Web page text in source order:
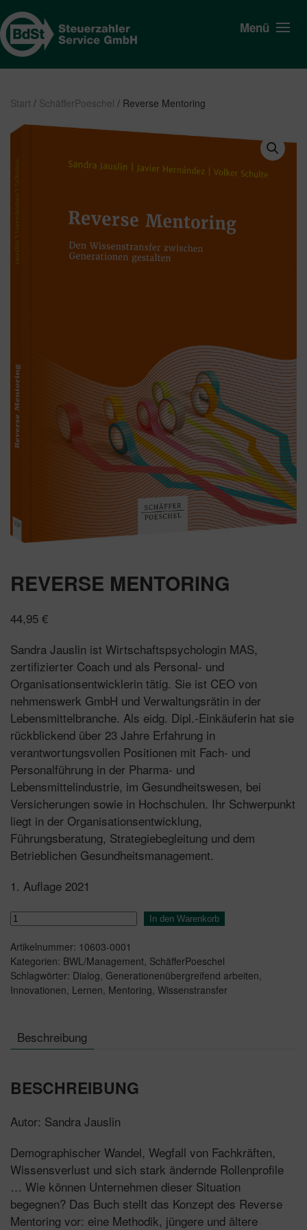
Menü
Start / SchäfferPoeschel / Reverse Mentoring
REVERSE MENTORING
44,95 €
Sandra Jauslin ist Wirtschaftspsychologin MAS,
zertifizierter Coach und als Personal- und
Organisationsentwicklerin tätig. Sie ist CEO von
nehmenswerk GmbH und Verwaltungsrätin in der
Lebensmittelbranche. Als eidg. Dipl.-Einkäuferin hat sie
rückblickend über 23 Jahre Erfahrung in
verantwortungsvollen Positionen mit Fach- und
Personalführung in der Pharma- und
Lebensmittelindustrie, im Gesundheitswesen, bei
Versicherungen sowie in Hochschulen. Ihr Schwerpunkt
liegt in der Organisationsentwicklung,
Führungsberatung, Strategiebegleitung und dem
Betrieblichen Gesundheitsmanagement.
1. Auflage 2021
Reverse
Menge
In den Warenkorb
Artikelnummer: 10603-0001
Kategorien: BWL/Management SchäfferPoeschel
Schlagwörter: Dialog Generationenübergreifend arbeiten
Innovationen Lernen Mentoring Wissenstransfer
Beschreibung
BESCHREIBUNG
Autor: Sandra Jauslin
Demographischer Wandel, Wegfall von Fachkräften,
Wissensverlust und sich stark ändernde Rollenprofile
… Wie können Unternehmen dieser Situation
begegnen? Das Buch stellt das Konzept des Reverse
Mentoring vor: eine Methodik, jüngere und ältere